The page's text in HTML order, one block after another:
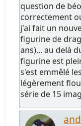
question de
correctement
j'ai fait un
figurine de
ans)... au delà
figurine est
s'est emmêlé
légèrement
série de 15